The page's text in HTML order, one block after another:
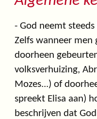
- God neemt
Zelfs wanneer men
doorheen
volksverhuizing,
Mozes...) of
spreekt Elisa aan)
beschrijven dat